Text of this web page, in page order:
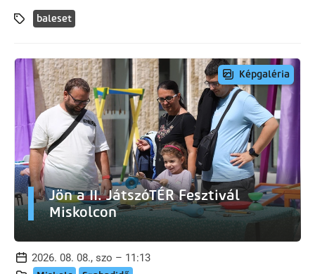
baleset
Képgaléria
Jön a II. JátszóTÉR Fesztivál
Miskolcon
2026. 08. 08., szo – 11:13